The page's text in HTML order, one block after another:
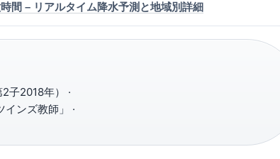
間 – リアルタイム降水予測と地域別詳細
子2018年） ·
ンズ教師」 ·